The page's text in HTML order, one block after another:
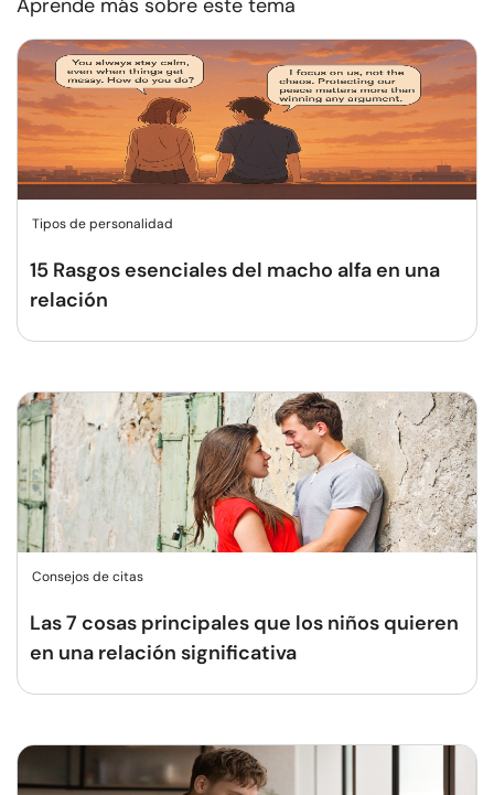
Aprende más sobre este tema
Tipos de personalidad
15 Rasgos esenciales del macho alfa en una
relación
Consejos de citas
Las 7 cosas principales que los niños quieren
en una relación significativa